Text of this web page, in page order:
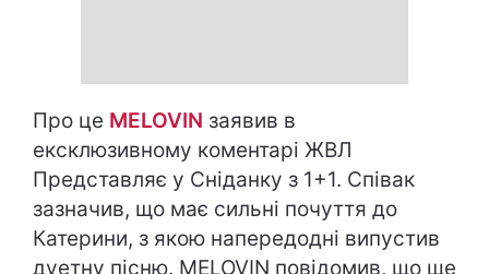
Про це MELOVIN заявив в
ексклюзивному коментарі ЖВЛ
Представляє у Сніданку з 1+1. Співак
зазначив, що має сильні почуття до
Катерини, з якою напередодні випустив
дуетну пісню. MELOVIN повідомив, що ще